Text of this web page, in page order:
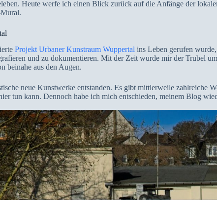
Heute werfe ich einen Blick zurück auf die Anfänge der
Projekt Urbaner Kunstraum Wuppertal ins Leben gerufen wurde,
und zu dokumentieren. Mit der Zeit wurde mir der Trubel
beinahe aus den Augen.
neue Kunstwerke entstanden. Es gibt mittlerweile zahlreiche
tun kann. Dennoch habe ich mich entschieden, meinem Blog